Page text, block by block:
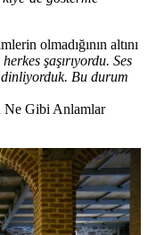
olmadığının altını
şaşırıyordu. Ses
dinliyorduk. Bu durum
Ne Gibi Anlamlar